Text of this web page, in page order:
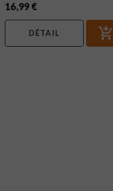
16,99 €
DÉTAIL